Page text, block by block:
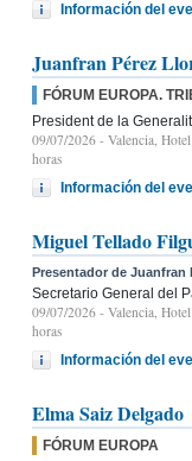
Información del
Juanfran Pérez
FÓRUM EUROPA.
President de la
09/07/2026 - Valencia,
horas
Información del
Miguel Tellado
Presentador de Juanfran
Secretario General del
09/07/2026 - Valencia,
horas
Información del
Elma Saiz Delgado
FÓRUM EUROPA